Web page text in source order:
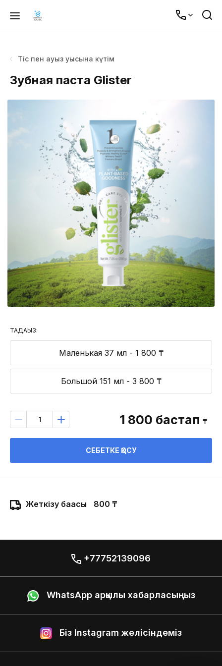
Тіс пен ауыз қуысына күтім
Зубная паста Glister
ТАҢДАҢЫЗ:
Маленькая 37 мл - 1 800 ₸
Большой 151 мл - 3 800 ₸
1 800 бастап ₸
СЕБЕТКЕ ҚОСУ
Жеткізу бағасы 800 ₸
+77752139096
WhatsApp арқылы хабарласыңыз
Біз Instagram желісіндеміз